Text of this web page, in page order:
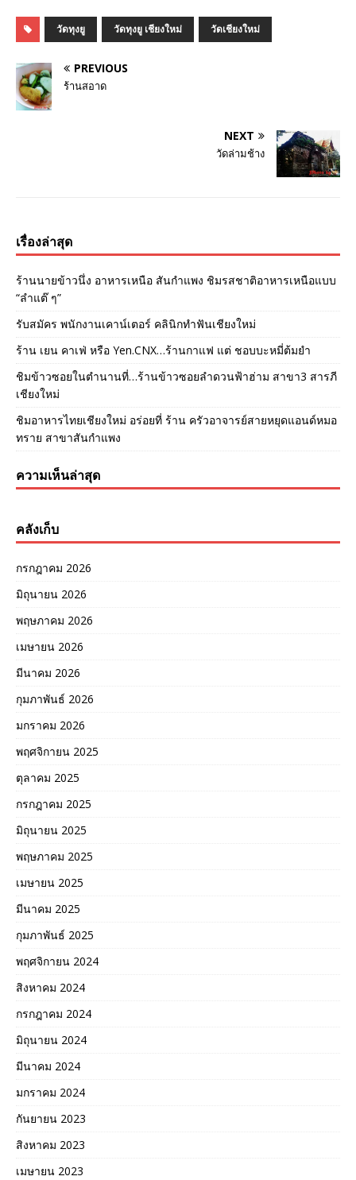
วัดทุงยู วัดทุงยู เชียงใหม่ วัดเชียงใหม่
PREVIOUS
ร้านสอาด
NEXT
วัดล่ามช้าง
เรื่องล่าสุด
ร้านนายข้าวนึ่ง อาหารเหนือ สันกำแพง ชิมรสชาติอาหารเหนือแบบ
“ลำแต๊ ๆ”
รับสมัคร พนักงานเคาน์เตอร์ คลินิกทำฟันเชียงใหม่
ร้าน เยน คาเฟ่ หรือ Yen.CNX…ร้านกาแฟ แต่ ชอบบะหมี่ต้มยำ
ชิมข้าวซอยในตำนานที่…ร้านข้าวซอยลำดวนฟ้าฮ่าม สาขา3 สารภี
เชียงใหม่
ชิมอาหารไทยเชียงใหม่ อร่อยที่ ร้าน ครัวอาจารย์สายหยุดแอนด์หมอ
ทราย สาขาสันกำแพง
ความเห็นล่าสุด
คลังเก็บ
กรกฎาคม 2026
มิถุนายน 2026
พฤษภาคม 2026
เมษายน 2026
มีนาคม 2026
กุมภาพันธ์ 2026
มกราคม 2026
พฤศจิกายน 2025
ตุลาคม 2025
กรกฎาคม 2025
มิถุนายน 2025
พฤษภาคม 2025
เมษายน 2025
มีนาคม 2025
กุมภาพันธ์ 2025
พฤศจิกายน 2024
สิงหาคม 2024
กรกฎาคม 2024
มิถุนายน 2024
มีนาคม 2024
มกราคม 2024
กันยายน 2023
สิงหาคม 2023
เมษายน 2023